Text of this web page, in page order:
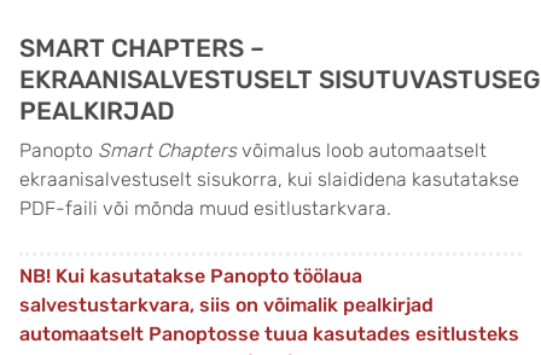
SMART CHAPTERS –
EKRAANISALVESTUSELT
PEALKIRJAD
Panopto Smart Chaptersvõimalus loob automaatselt
ekraanisalvestuselt sisukorra, kui slaididena kasutatakse
PDF-faili või mõnda muud esitlustarkvara.
NB! Kui kasutatakse Panopto töölaua
salvestustarkvara, siis on võimalik pealkirjad
automaatselt Panoptosse tuua kasutades esitlusteks